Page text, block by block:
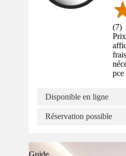
(7)
pce
Disponible en ligne
Réservation possible
Guide